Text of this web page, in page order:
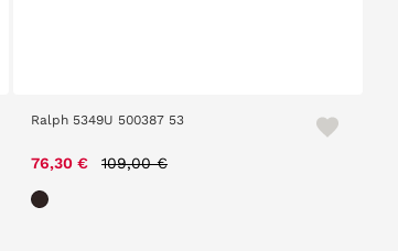
Ralph 5349U 500387 53
76,30 € Price reduced from
109,00 €